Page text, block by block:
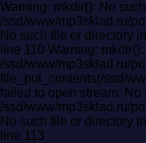
Warning: mkdir(): No
/ssd/www/mp3sklad.ru/
No such file or directory
line 110 Warning:
/ssd/www/mp3sklad.ru/
file_put_contents(/ssd/
failed to open stream:
/ssd/www/mp3sklad.ru/
No such file or directory
line 113